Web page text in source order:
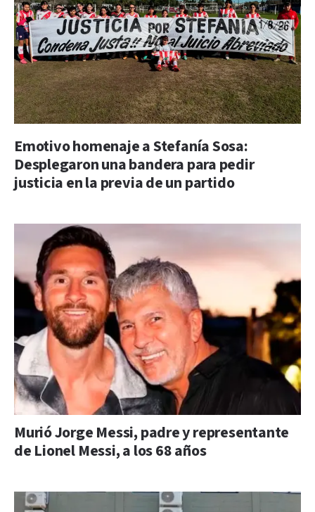
Emotivo homenaje a Stefanía Sosa:
Desplegaron una bandera para pedir
justicia en la previa de un partido
Murió Jorge Messi, padre y representante
de Lionel Messi, a los 68 años